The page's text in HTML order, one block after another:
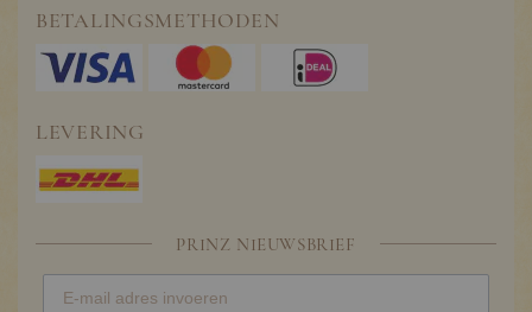
BETALINGSMETHODEN
LEVERING
PRINZ NIEUWSBRIEF